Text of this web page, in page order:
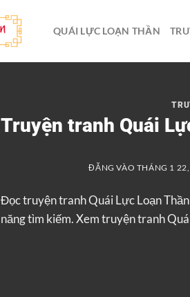
QUÁI LỰC LOẠN THẦN
Truyện tranh Quái
ĐĂNG VÀO THÁNG 1
Đọc truyện tranh Quái Lực Loạn
năng tìm kiếm. Xem truyện tranh